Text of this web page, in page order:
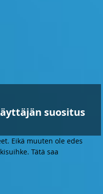
suositus
Eikä muuten ole edes
Tätä saa